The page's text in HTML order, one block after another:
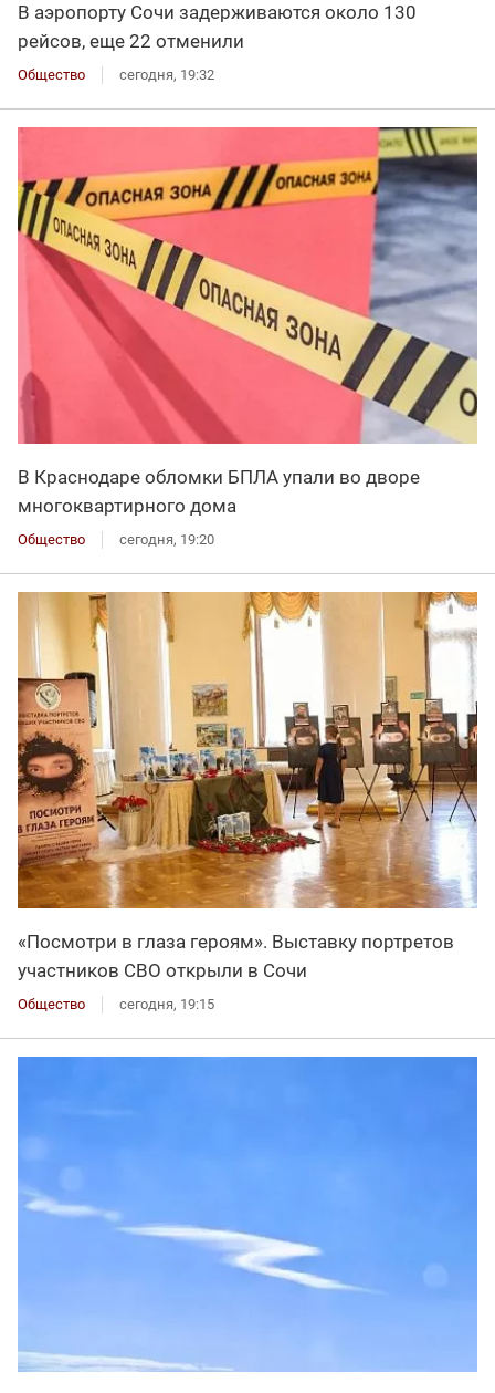
В аэропорту Сочи задерживаются около 130
рейсов, еще 22 отменили
Общество сегодня, 19:32
В Краснодаре обломки БПЛА упали во дворе
многоквартирного дома
Общество сегодня, 19:20
«Посмотри в глаза героям». Выставку портретов
участников СВО открыли в Сочи
Общество сегодня, 19:15